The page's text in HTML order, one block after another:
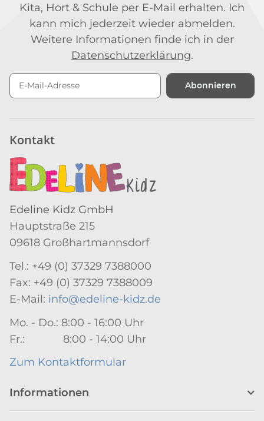
Kita, Hort & Schule per E-Mail erhalten. Ich
kann mich jederzeit wieder abmelden.
Weitere Informationen finde ich in der
Datenschutzerklärung.
Abonnieren
Kontakt
Edeline Kidz GmbH
Hauptstraße 215
09618 Großhartmannsdorf
Tel.: +49 (0) 37329 7388000
Fax: +49 (0) 37329 7388009
E-Mail: info@edeline-kidz.de
Mo. - Do.: 8:00 - 16:00 Uhr
Fr.: 8:00 - 14:00 Uhr
Zum Kontaktformular
Informationen